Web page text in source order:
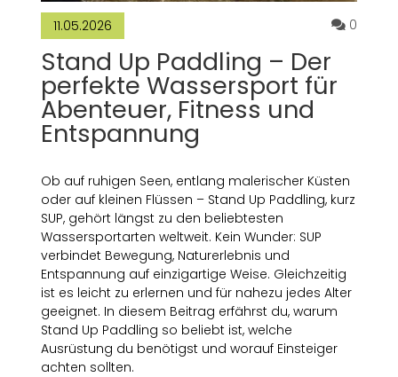
11.05.2026 0
Stand Up Paddling – Der
perfekte Wassersport für
Abenteuer, Fitness und
Entspannung
Ob auf ruhigen Seen, entlang malerischer Küsten
oder auf kleinen Flüssen – Stand Up Paddling, kurz
SUP, gehört längst zu den beliebtesten
Wassersportarten weltweit. Kein Wunder: SUP
verbindet Bewegung, Naturerlebnis und
Entspannung auf einzigartige Weise. Gleichzeitig
ist es leicht zu erlernen und für nahezu jedes Alter
geeignet. In diesem Beitrag erfährst du, warum
Stand Up Paddling so beliebt ist, welche
Ausrüstung du benötigst und worauf Einsteiger
achten sollten.